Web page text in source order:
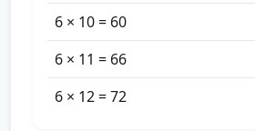
6 × 10 = 60
6 × 11 = 66
6 × 12 = 72